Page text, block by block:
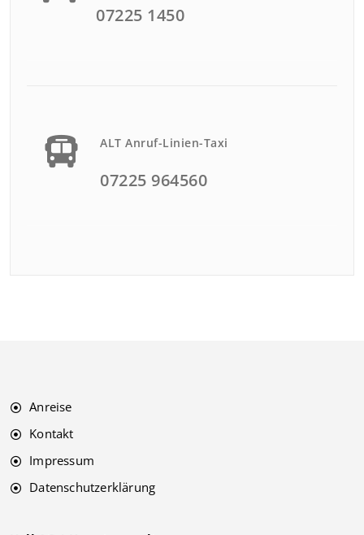
07225 1450
ALT Anruf-Linien-Taxi
07225 964560
Anreise
Kontakt
Impressum
Datenschutzerklärung